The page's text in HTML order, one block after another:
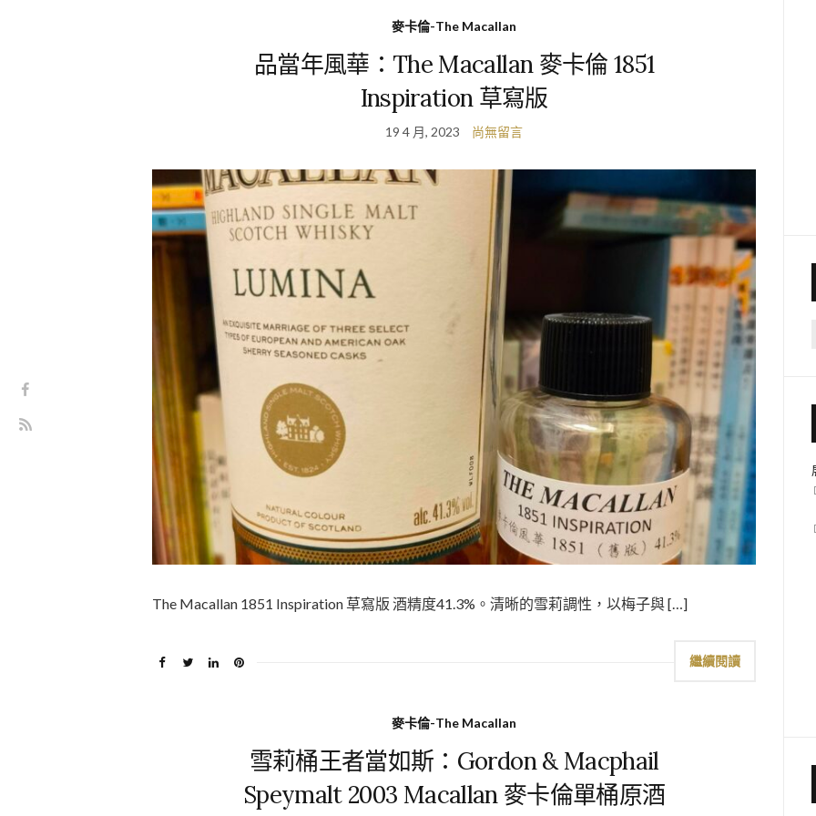
麥卡倫-The Macallan
品當年風華：The Macallan 麥卡倫 1851
Inspiration 草寫版
19 4 月, 2023 尚無留言
The Macallan 1851 Inspiration 草寫版 酒精度41.3%。清晰的雪莉調性，以梅子與 […]
繼續閱讀
麥卡倫-The Macallan
雪莉桶王者當如斯：Gordon & Macphail
Speymalt 2003 Macallan 麥卡倫單桶原酒